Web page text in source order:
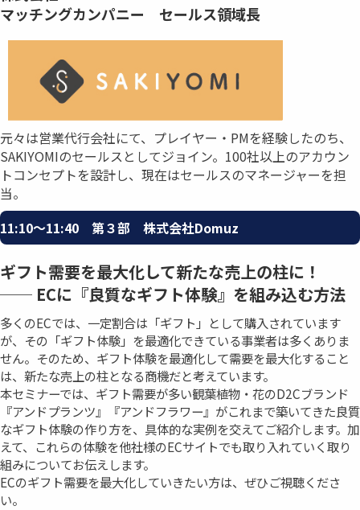
マッチングカンパニー セールス領域長
元々は営業代行会社にて、プレイヤー・PMを経験したのち、
SAKIYOMIのセールスとしてジョイン。100社以上のアカウン
トコンセプトを設計し、現在はセールスのマネージャーを担
当。
11:10〜11:40 第３部 株式会社Domuz
ギフト需要を最大化して新たな売上の柱に！
── ECに『良質なギフト体験』を組み込む方法
多くのECでは、一定割合は「ギフト」として購入されています
が、その「ギフト体験」を最適化できている事業者は多くありま
せん。そのため、ギフト体験を最適化して需要を最大化すること
は、新たな売上の柱となる商機だと考えています。
本セミナーでは、ギフト需要が多い観葉植物・花のD2Cブランド
『アンドプランツ』『アンドフラワー』がこれまで築いてきた良質
なギフト体験の作り方を、具体的な実例を交えてご紹介します。加
えて、これらの体験を他社様のECサイトでも取り入れていく取り
組みについてお伝えします。
ECのギフト需要を最大化していきたい方は、ぜひご視聴くださ
い。